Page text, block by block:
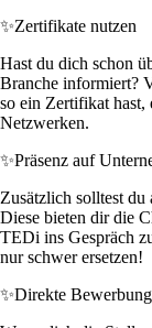
✨Zertifikate nutzen
Hast du dich schon
Branche informiert?
so ein Zertifikat hast,
Netzwerken.
✨Präsenz auf
Zusätzlich solltest du
Diese bieten dir die
TEDi ins Gespräch
nur schwer ersetzen!
✨Direkte